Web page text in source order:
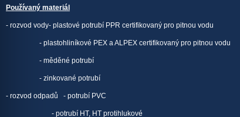
Používaný materiál
- rozvod vody- plastové potrubí PPR certifikovaný pro pitnou vodu
- plastohliníkové PEX a ALPEX certifikovaný pro pitnou vodu
- měděné potrubí
- zinkované potrubí
- rozvod odpadů - potrubí PVC
- potrubí HT, HT protihlukové